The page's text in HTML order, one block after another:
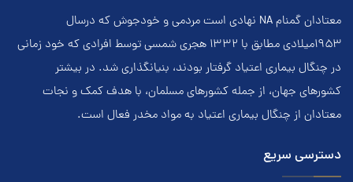
معتادان گمنام NA نهادي است مردمي و خودجوش که درسال
۱۹۵۳ميلادي مطابق با ۱۳۳۲ هجري‌ شمسي توسط افرادي که خود زماني
در چنگال بیماری اعتياد گرفتار بودند، بنيانگذاري شد. در بيشتر
کشور‌هاي جهان، از جمله کشور‌هاي مسلمان، با هدف کمک و نجات
معتادان از چنگال بیماری اعتياد به مواد مخدر فعال است.
دسترسی سریع